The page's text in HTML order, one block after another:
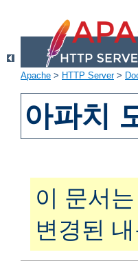
Apache > HTTP Server>
아파치
이 문서
변경된